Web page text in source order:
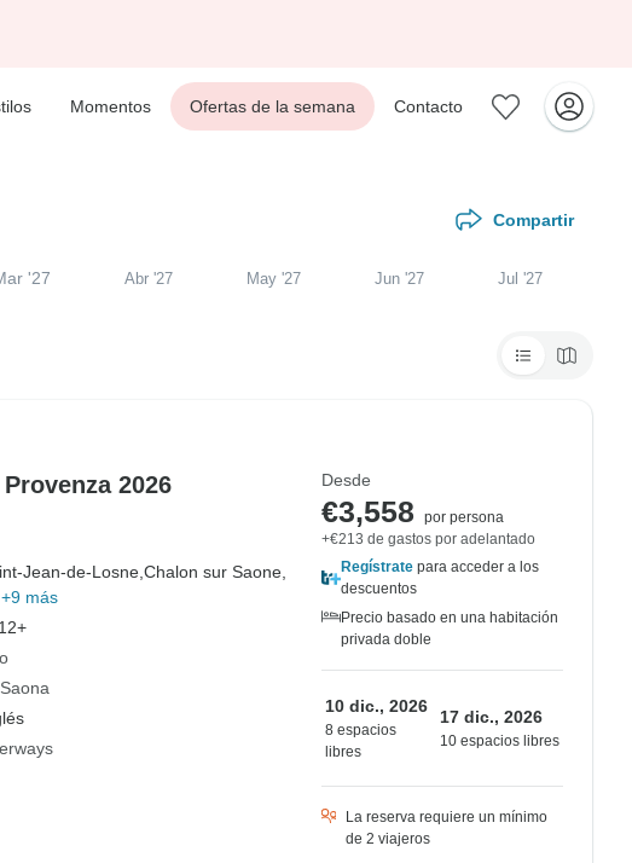
Momentos Ofertas de la semana Contacto
Compartir
'27 Abr '27 May '27 Jun '27 Jul '27
2026
Jean-de-Losne, Chalon sur Saone,
+9 más
Saona
Desde
€3,558
por persona
+€213 de gastos por adelantado
Regístrate para acceder a los
descuentos
Precio basado en una habitación
privada doble
10 dic., 2026
8 espacios
libres
17 dic., 2026
10 espacios libres
La reserva requiere un mínimo
de 2 viajeros